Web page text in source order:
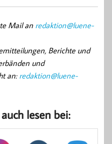
Mail an redaktion@luene-
Berichte und
und
an: redaktion@luene-
lesen bei: